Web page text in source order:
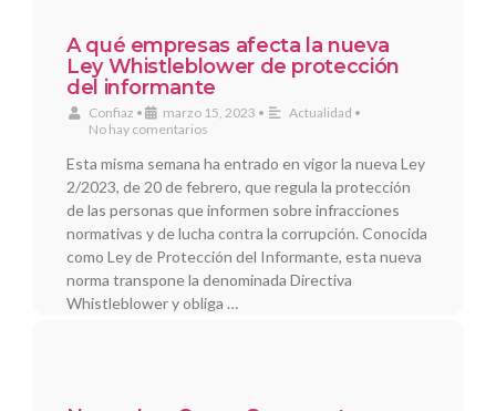
A qué empresas afecta la nueva
Ley Whistleblower de protección
del informante
Confiaz • marzo 15, 2023 • Actualidad •
No hay comentarios
Esta misma semana ha entrado en vigor la nueva Ley
2/2023, de 20 de febrero, que regula la protección
de las personas que informen sobre infracciones
normativas y de lucha contra la corrupción. Conocida
como Ley de Protección del Informante, esta nueva
norma transpone la denominada Directiva
Whistleblower y obliga …